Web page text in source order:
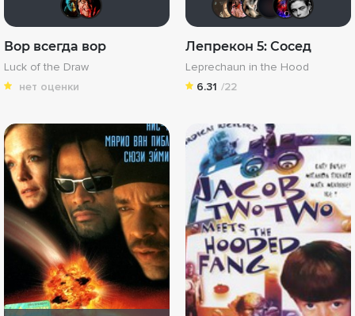
Вор всегда вор
Luck of the Draw
нет оценки
Лепрекон 5: Сосед
Leprechaun in the Hood
6.31 /22